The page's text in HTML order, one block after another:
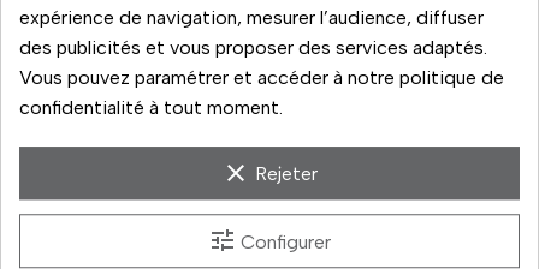
Compatible caméras, smartphones et
expérience de navigation, mesurer l’audience, diffuser
des publicités et vous proposer des services adaptés.
Vous pouvez paramétrer et accéder à notre politique de
confidentialité à tout moment.
clear Rejeter
tune Configurer